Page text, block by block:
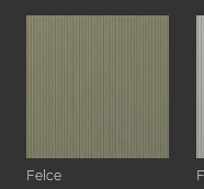
Felce